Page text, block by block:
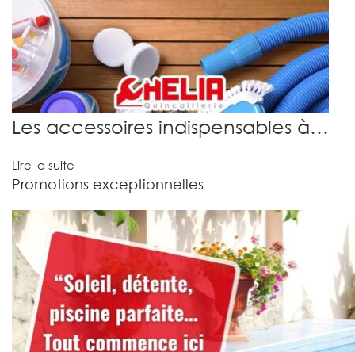
Les accessoires indispensables à…
Lire la suite
Promotions exceptionnelles